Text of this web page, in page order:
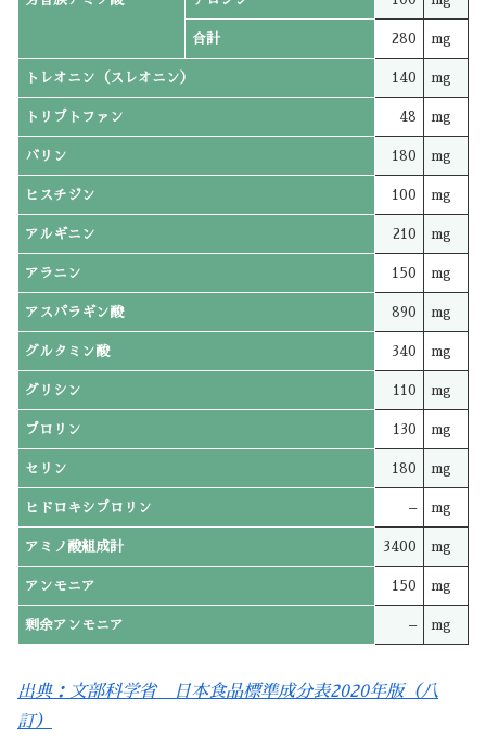
合計 280 mg
トレオニン（スレオニン） 140 mg
トリプトファン 48 mg
バリン 180 mg
ヒスチジン 100 mg
アルギニン 210 mg
アラニン 150 mg
アスパラギン酸 890 mg
グルタミン酸 340 mg
グリシン 110 mg
プロリン 130 mg
セリン 180 mg
ヒドロキシプロリン – mg
アミノ酸組成計 3400 mg
アンモニア 150 mg
剰余アンモニア – mg
出典：文部科学省 日本食品標準成分表2020年版（八
訂）